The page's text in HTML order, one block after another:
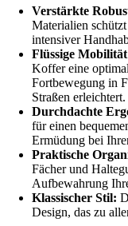
Verstärkte
Materialien
intensiver
Flüssige
Koffer eine
Fortbewegung in
Straßen erleichtert.
Durchdachte
für einen
Ermüdung bei
Praktische
Fächer und
Aufbewahrung
Klassischer Stil:
Design, das zu